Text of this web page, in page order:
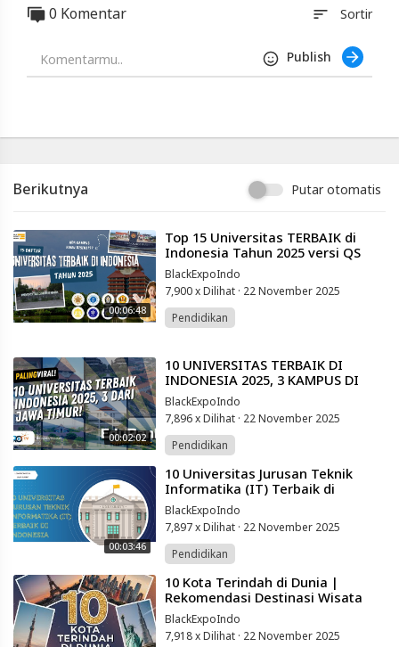
0 Komentar sort Sortir
Publish
Berikutnya Putar otomatis
00:06:48
⁣Top 15 Universitas TERBAIK di
Indonesia Tahun 2025 versi QS
World University ranking
BlackExpoIndo
7,900 x Dilihat · 22 November 2025
Pendidikan
00:02:02
⁣10 UNIVERSITAS TERBAIK DI
INDONESIA 2025, 3 KAMPUS DI
JAWA TIMUR
BlackExpoIndo
7,896 x Dilihat · 22 November 2025
Pendidikan
00:03:46
⁣10 Universitas Jurusan Teknik
Informatika (IT) Terbaik di
Indonesia
BlackExpoIndo
7,897 x Dilihat · 22 November 2025
Pendidikan
⁣10 Kota Terindah di Dunia |
Rekomendasi Destinasi Wisata
Terbaik 2025
BlackExpoIndo
7,918 x Dilihat · 22 November 2025